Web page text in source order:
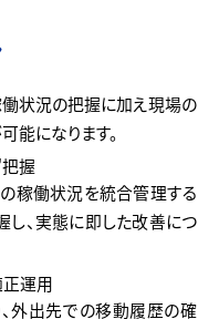
働状況の把握に加え現場の
能になります。
握
稼働状況を統合管理する
し、実態に即した改善につ
運用
外出先での移動履歴の確